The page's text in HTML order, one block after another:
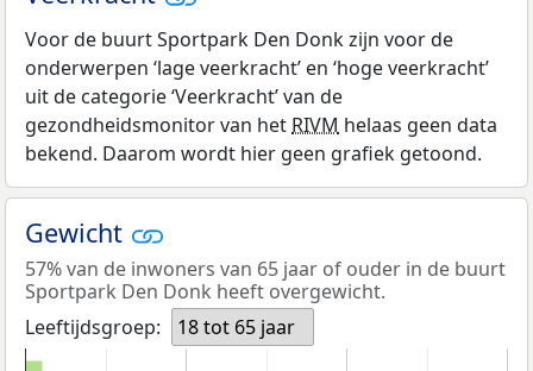
Voor de buurt Sportpark Den Donk zijn voor de
onderwerpen ‘lage veerkracht’ en ‘hoge veerkracht’
uit de categorie ‘Veerkracht’ van de
gezondheidsmonitor van het RIVM helaas geen data
bekend. Daarom wordt hier geen grafiek getoond.
Gewicht
57% van de inwoners van 65 jaar of ouder in de buurt
Sportpark Den Donk heeft overgewicht.
Leeftijdsgroep:
18 tot 65 jaar